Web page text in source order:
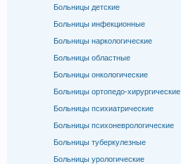
Больницы детские
Больницы инфекционные
Больницы наркологические
Больницы областные
Больницы онкологические
Больницы ортопедо-хирургические
Больницы психиатрические
Больницы психоневрологические
Больницы туберкулезные
Больницы урологические